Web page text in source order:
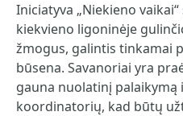
Iniciatyva „Niekieno
kiekvieno ligoninėje
žmogus, galintis tinkamai
būsena. Savanoriai yra
gauna nuolatinį palaikymą
koordinatorių, kad būtų